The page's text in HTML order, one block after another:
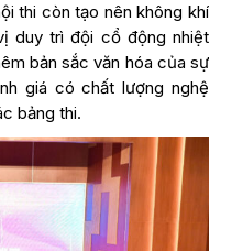
thi còn tạo nên không khí
duy trì đội cổ động nhiệt
bản sắc văn hóa của sự
giá có chất lượng nghệ
bảng thi.